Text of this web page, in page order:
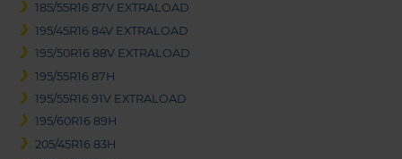
185/55R16 87V EXTRALOAD
195/45R16 84V EXTRALOAD
195/50R16 88V EXTRALOAD
195/55R16 87H
195/55R16 91V EXTRALOAD
195/60R16 89H
205/45R16 83H